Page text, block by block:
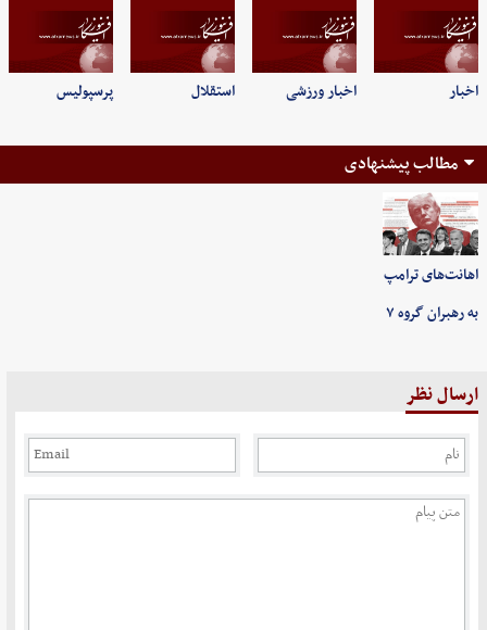
اخبار اخبار ورزشی استقلال پرسپولیس
مطالب پیشنهادی
اهانت‌های ترامپ
به رهبران گروه ۷
ارسال نظر